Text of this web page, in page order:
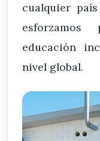
cualquier
educación
nivel global.